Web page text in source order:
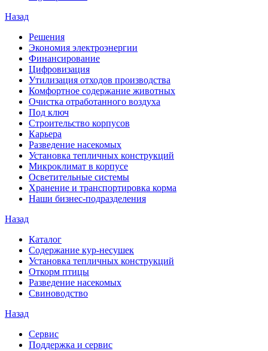
Назад
Решения
Экономия электроэнергии
Финансирование
Цифровизация
Утилизация отходов производства
Комфортное содержание животных
Очистка отработанного воздуха
Под ключ
Строительство корпусов
Карьера
Разведение насекомых
Установка тепличных конструкций
Микроклимат в корпусе
Осветительные системы
Хранение и транспортировка корма
Наши бизнес-подразделения
Назад
Каталог
Содержание кур-несушек
Установка тепличных конструкций
Откорм птицы
Разведение насекомых
Свиноводство
Назад
Сервис
Поддержка и сервис